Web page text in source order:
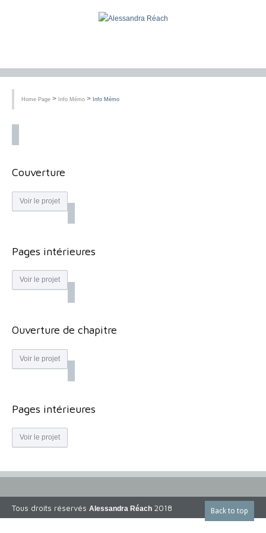
Back to top
Home Page > Info Mémo > Info Mémo
Couverture
Voir le projet
Pages intérieures
Voir le projet
Ouverture de chapitre
Voir le projet
Pages intérieures
Voir le projet
Tous droits réservés Alessandra Réach 2018